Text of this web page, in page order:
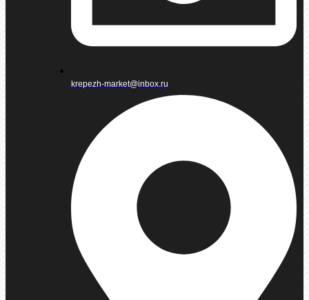
krepezh-market@inbox.ru